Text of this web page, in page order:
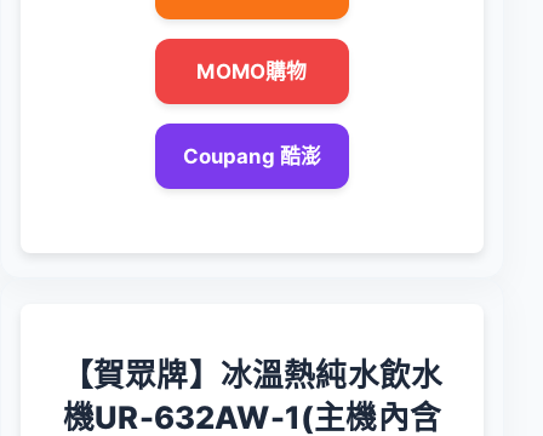
MOMO購物
Coupang 酷澎
【賀眾牌】冰溫熱純水飲水
機UR-632AW-1(主機內含